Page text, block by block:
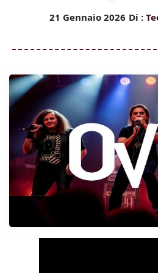
21 Gennaio 2026 Di :